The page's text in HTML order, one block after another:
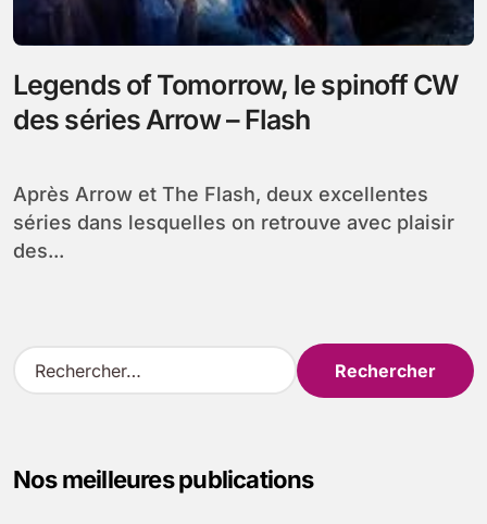
Legends of Tomorrow, le spinoff CW
des séries Arrow – Flash
Après Arrow et The Flash, deux excellentes
séries dans lesquelles on retrouve avec plaisir
des...
R
e
rNos meilleures publications